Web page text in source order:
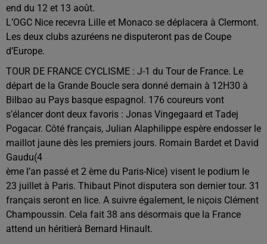
end du 12 et 13 août.
L’OGC Nice recevra Lille et Monaco se déplacera à Clermont.
Les deux clubs azuréens ne disputeront pas de Coupe
d’Europe.
TOUR DE FRANCE CYCLISME : J-1 du Tour de France. Le
départ de la Grande Boucle sera donné demain à 12H30 à
Bilbao au Pays basque espagnol. 176 coureurs vont
s’élancer dont deux favoris : Jonas Vingegaard et Tadej
Pogacar. Côté français, Julian Alaphilippe espère endosser le
maillot jaune dès les premiers jours. Romain Bardet et David
Gaudu(4
ème l’an passé et 2 ème du Paris-Nice) visent le podium le
23 juillet à Paris. Thibaut Pinot disputera son dernier tour. 31
français seront en lice. A suivre également, le niçois Clément
Champoussin. Cela fait 38 ans désormais que la France
attend un héritierà Bernard Hinault.